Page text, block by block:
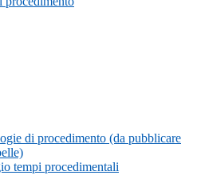
di procedimento (da pubblicare
tempi procedimentali